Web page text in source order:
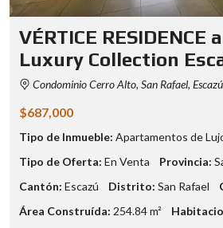
VÉRTICE RESIDENCE
Luxury Collection
Condominio Cerro Alto, San Rafael, Escazú
$687,000
Tipo de Inmueble: Apartamentos de
Tipo de Oferta: En Venta Provincia:
Cantón: Escazú Distrito: San Rafael
Área Construída: 254.84 m²